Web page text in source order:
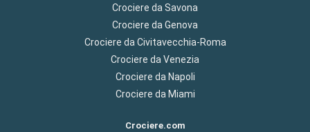
Crociere da Savona
Crociere da Genova
Crociere da Civitavecchia-Roma
Crociere da Venezia
Crociere da Napoli
Crociere da Miami
Crociere.com